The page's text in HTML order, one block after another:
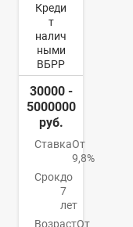
Креди
т
налич
ными
ВБРР
30000 -
5000000
руб.
СтавкаОт
9,8%
Срокдо
7
лет
ВозрастОт